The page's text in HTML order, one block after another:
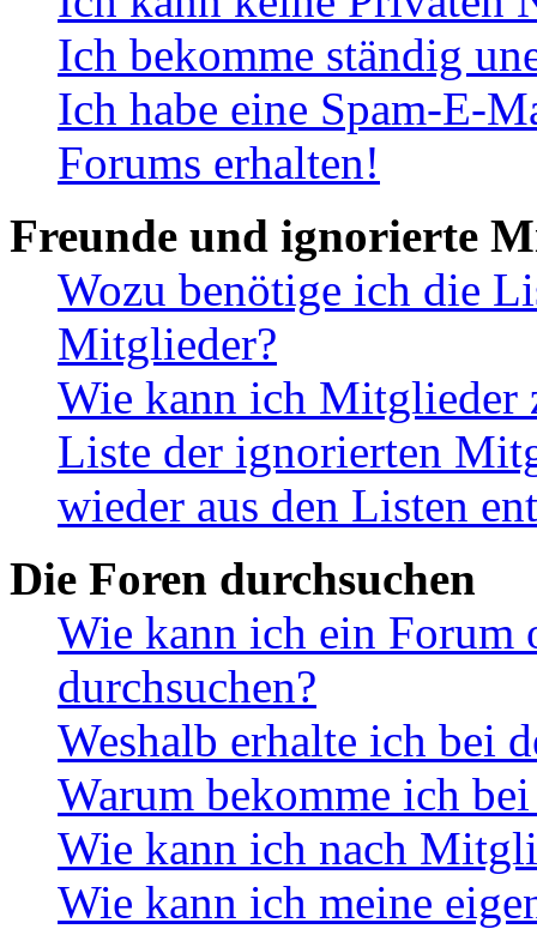
Ich bekomme ständig
Ich habe eine Spam-E-
Forums erhalten!
Freunde und ignorierte
Wozu benötige ich die
Mitglieder?
Wie kann ich Mitglieder
Liste der ignorierten
wieder aus den Listen
Die Foren durchsuchen
Wie kann ich ein Forum
durchsuchen?
Weshalb erhalte ich bei
Warum bekomme ich
Wie kann ich nach
Wie kann ich meine